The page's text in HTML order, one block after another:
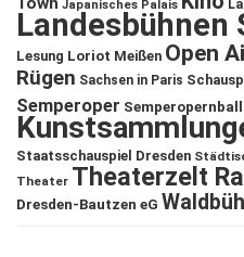
Japanisches Palais
Landesbühnen
Lesung Loriot Meißen Open
Rügen Sachsen in Paris
Semperoper Semperopernball
Staatsschauspiel Dresden
Theater Theaterzelt
Dresden-Bautzen eG